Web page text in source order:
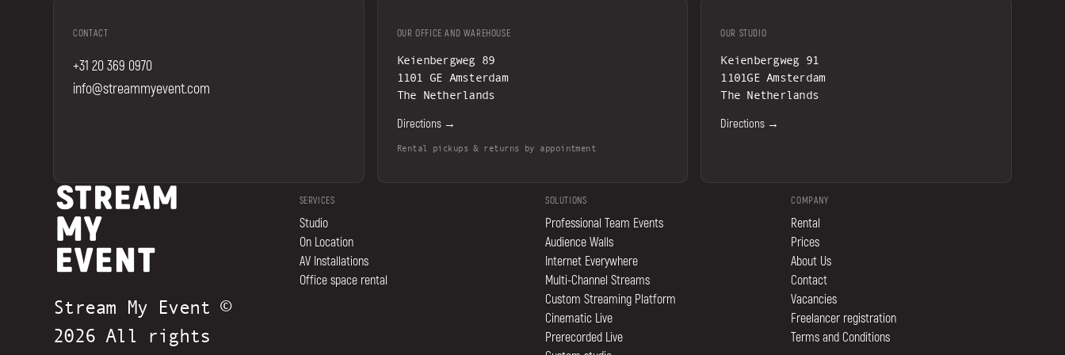
CONTACT
+31 20 369 0970
info@streammyevent.com
OUR OFFICE AND WAREHOUSE
Keienbergweg 89
1101 GE Amsterdam
The Netherlands
Directions →
Rental pickups & returns by appointment
OUR STUDIO
Keienbergweg 91
1101GE Amsterdam
The Netherlands
Directions →
Stream My Event ©
2026 All rights
SERVICES
Studio
On Location
AV Installations
Office space rental
SOLUTIONS
Professional Team Events
Audience Walls
Internet Everywhere
Multi-Channel Streams
Custom Streaming Platform
Cinematic Live
Prerecorded Live
COMPANY
Rental
Prices
About Us
Contact
Vacancies
Freelancer registration
Terms and Conditions